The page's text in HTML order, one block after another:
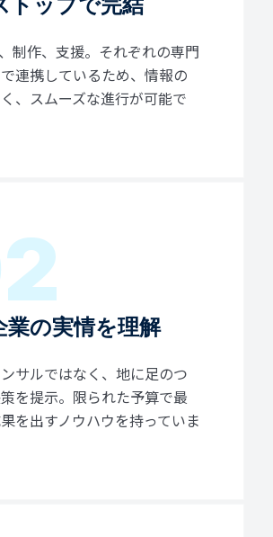
制作、支援。それぞれの専門
連携しているため、情報の
、スムーズな進行が可能で
業の実情を理解
サルではなく、地に足のつ
を提示。限られた予算で最
を出すノウハウを持っていま